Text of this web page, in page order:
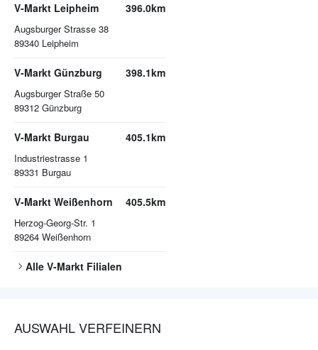
V-Markt Leipheim
Augsburger Strasse 38
89340 Leipheim
396.0km
V-Markt Günzburg
Augsburger Straße 50
89312 Günzburg
398.1km
V-Markt Burgau
Industriestrasse 1
89331 Burgau
405.1km
V-Markt Weißenhorn
Herzog-Georg-Str. 1
89264 Weißenhorn
405.5km
Alle V-Markt Filialen
AUSWAHL VERFEINERN